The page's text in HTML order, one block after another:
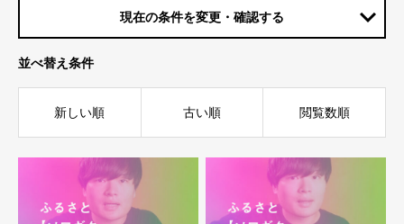
現在の条件を変更・確認する
並べ替え条件
新しい順 古い順 閲覧数順